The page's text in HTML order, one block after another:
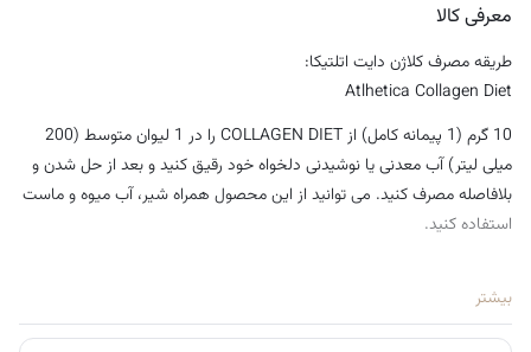
معرفی کالا
طریقه مصرف کلاژن دایت اتلتیکا:
Atlhetica Collagen Diet
10 گرم (1 پیمانه کامل) از COLLAGEN DIET را در 1 لیوان متوسط (200
میلی لیتر) آب معدنی یا نوشیدنی دلخواه خود رقیق کنید و بعد از حل شدن و
بلافاصله مصرف کنید. می توانید از این محصول همراه شیر، آب میوه و ماست
استفاده کنید.
بیشتر